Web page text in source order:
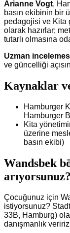
Arianne Vogt,
basın ekibinin bir
pedagojisi ve Kita
olarak hazırlar;
tutarlı olmasına
Uzman
ve güncelliği
Kaynaklar
Hamburger
Hamburger
Kita
üzerine
basın ekibi)
Wandsbek
arıyorsunuz?
Çocuğunuz için
istiyorsunuz?
33B, Hamburg)
danışmanlık